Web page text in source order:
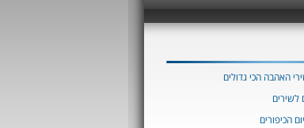
האהבה הכי גדולים
לשירים
הכיפורים